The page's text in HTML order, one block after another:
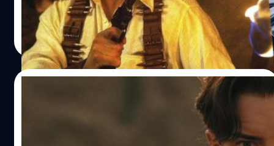
ประภาส อยู่เย็น| 1395 days ago
Read More
Brendan Fraser เผยประสบการณ์เฉียดตาย
ในกองถ่ายหนัง ‘The Mummy’